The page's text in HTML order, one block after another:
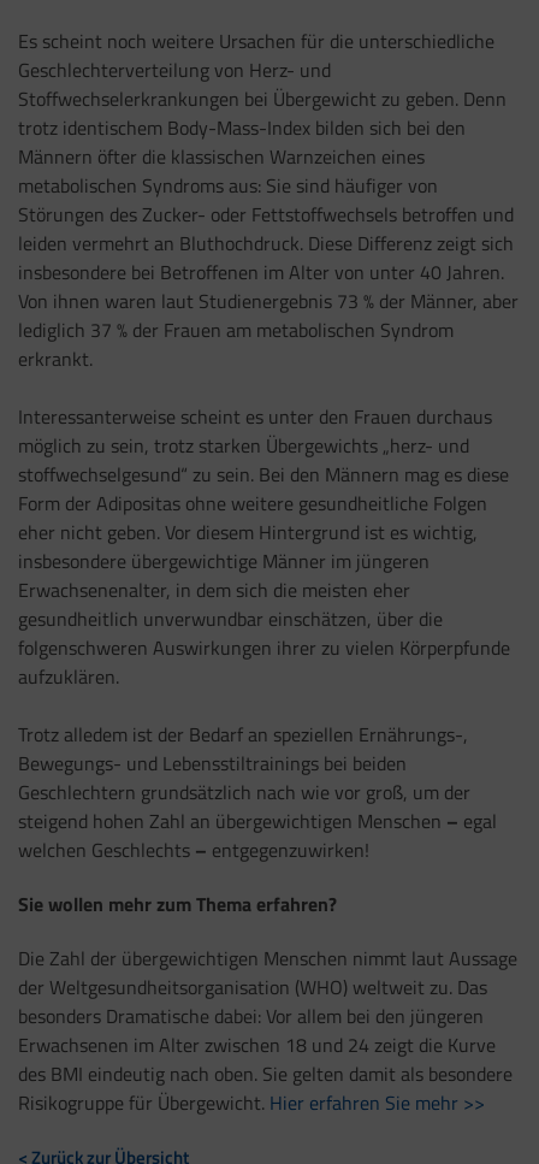
Es scheint noch weitere Ursachen für die unterschiedliche
Geschlechterverteilung von Herz- und
Stoffwechselerkrankungen bei Übergewicht zu geben. Denn
trotz identischem Body-Mass-Index bilden sich bei den
Männern öfter die klassischen Warnzeichen eines
metabolischen Syndroms aus: Sie sind häufiger von
Störungen des Zucker- oder Fettstoffwechsels betroffen und
leiden vermehrt an Bluthochdruck. Diese Differenz zeigt sich
insbesondere bei Betroffenen im Alter von unter 40 Jahren.
Von ihnen waren laut Studienergebnis 73 % der Männer, aber
lediglich 37 % der Frauen am metabolischen Syndrom
erkrankt.
Interessanterweise scheint es unter den Frauen durchaus
möglich zu sein, trotz starken Übergewichts „herz- und
stoffwechselgesund“ zu sein. Bei den Männern mag es diese
Form der Adipositas ohne weitere gesundheitliche Folgen
eher nicht geben. Vor diesem Hintergrund ist es wichtig,
insbesondere übergewichtige Männer im jüngeren
Erwachsenenalter, in dem sich die meisten eher
gesundheitlich unverwundbar einschätzen, über die
folgenschweren Auswirkungen ihrer zu vielen Körperpfunde
aufzuklären.
Trotz alledem ist der Bedarf an speziellen Ernährungs-,
Bewegungs- und Lebensstiltrainings bei beiden
Geschlechtern grundsätzlich nach wie vor groß, um der
steigend hohen Zahl an übergewichtigen Menschen – egal
welchen Geschlechts – entgegenzuwirken!
Sie wollen mehr zum Thema erfahren?
Die Zahl der übergewichtigen Menschen nimmt laut Aussage
der Weltgesundheitsorganisation (WHO) weltweit zu. Das
besonders Dramatische dabei: Vor allem bei den jüngeren
Erwachsenen im Alter zwischen 18 und 24 zeigt die Kurve
des BMI eindeutig nach oben. Sie gelten damit als besondere
Risikogruppe für Übergewicht. Hier erfahren Sie mehr >>
< Zurück zur Übersicht